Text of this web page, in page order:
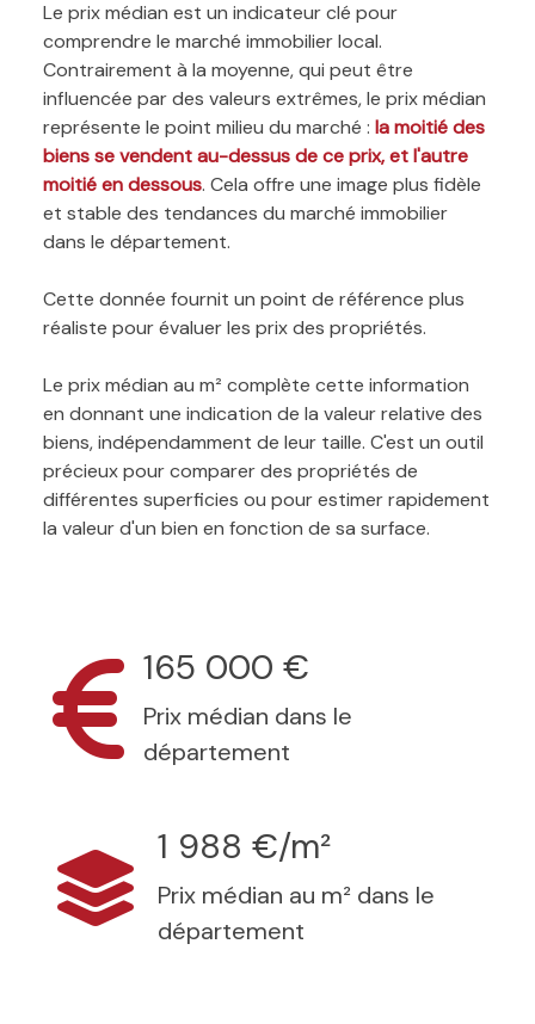
Le prix médian est un indicateur clé pour
comprendre le marché immobilier local.
Contrairement à la moyenne, qui peut être
influencée par des valeurs extrêmes, le prix médian
représente le point milieu du marché : la moitié des
biens se vendent au-dessus de ce prix, et l'autre
moitié en dessous. Cela offre une image plus fidèle
et stable des tendances du marché immobilier
dans le département.
Cette donnée fournit un point de référence plus
réaliste pour évaluer les prix des propriétés.
Le prix médian au m² complète cette information
en donnant une indication de la valeur relative des
biens, indépendamment de leur taille. C'est un outil
précieux pour comparer des propriétés de
différentes superficies ou pour estimer rapidement
la valeur d'un bien en fonction de sa surface.
165 000 €
Prix médian dans le
département
1 988 €/m²
Prix médian au m² dans le
département